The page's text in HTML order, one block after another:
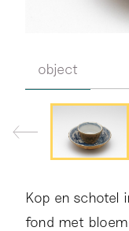
object
Kop en schotel
fond met